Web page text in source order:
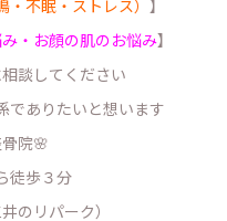
不眠・ストレス） 】
・お顔の肌のお悩み】
談してください
でありたいと想います
院🌸
徒歩３分
のリパーク）